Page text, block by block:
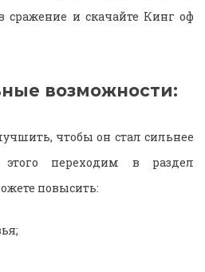
сражение и скачайте Кинг оф
возможности:
чтобы он стал сильнее
переходим в раздел
повысить: